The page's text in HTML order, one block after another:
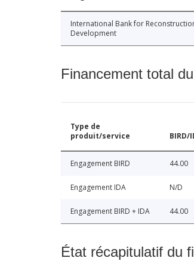
International Bank for
Development
Financement total
Type de
produit/service
BIRD/
Engagement BIRD 44.00
Engagement IDA N/D
Engagement BIRD + IDA 44.00
État récapitulatif du